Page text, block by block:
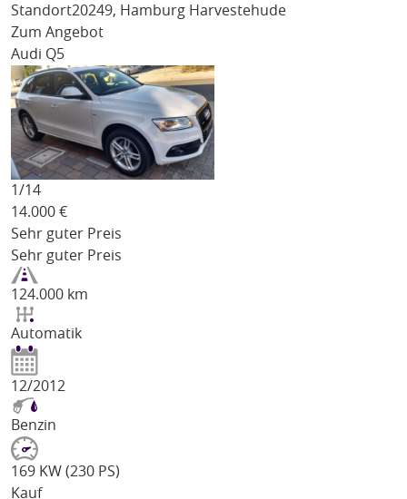
Standort20249, Hamburg Harvestehude
Zum Angebot
Audi Q5
1/14
14.000 €
Sehr guter Preis
Sehr guter Preis
124.000 km
Automatik
12/2012
Benzin
169 KW (230 PS)
Kauf